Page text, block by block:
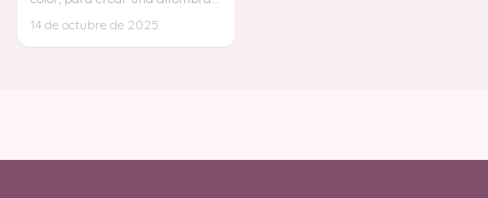
una pie
14 de octubre de 2025